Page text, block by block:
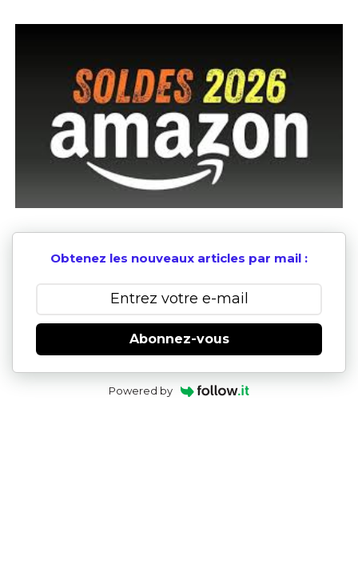
Obtenez les nouveaux articles par mail :
Abonnez-vous
Powered by